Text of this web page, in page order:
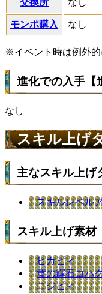
モンポ購入 なし
※イベント時は例外的
進化での入手【
なし
スキル上げ
主なスキル上げ
スキルレベル
スキル上げ素材
ヒカピィ
黄の輝石コハ
ニジピィ